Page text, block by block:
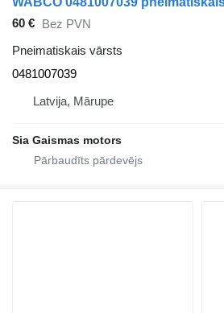
60 €
Bez PVN
Pneimatiskais vārsts
0481007039
Latvija, Mārupe
Sia Gaismas motors